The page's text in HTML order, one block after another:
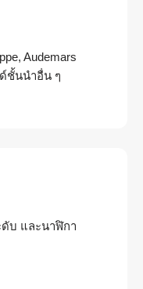
Audemars
ชั้นนำอื่น ๆ
ดับ และนาฬิกา